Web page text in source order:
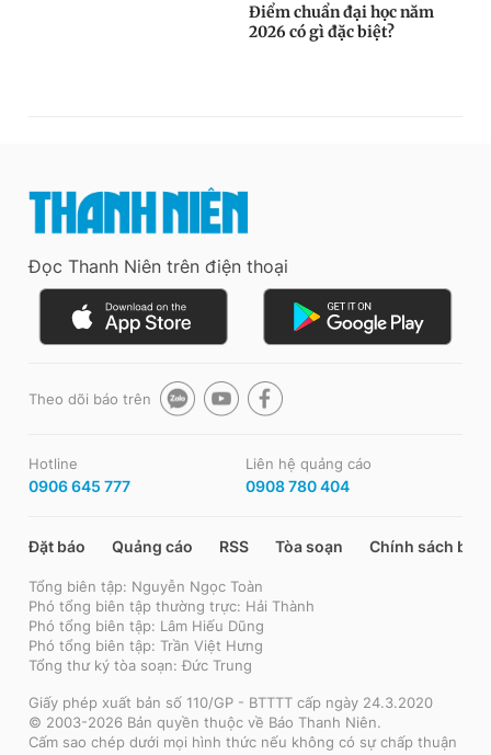
Đọc Thanh Niên trên điện thoại
Theo dõi báo trên
Hotline
0906 645 777
Liên hệ quảng cáo
0908 780 404
Đặt báo Quảng cáo RSS Tòa soạn Chính sách bảo
Tổng biên tập: Nguyễn Ngọc Toàn
Phó tổng biên tập thường trực: Hải Thành
Phó tổng biên tập: Lâm Hiếu Dũng
Phó tổng biên tập: Trần Việt Hưng
Tổng thư ký tòa soạn: Đức Trung
Giấy phép xuất bản số 110/GP - BTTTT cấp ngày 24.3.2020
© 2003-2026 Bản quyền thuộc về Báo Thanh Niên.
Cấm sao chép dưới mọi hình thức nếu không có sự chấp thuận